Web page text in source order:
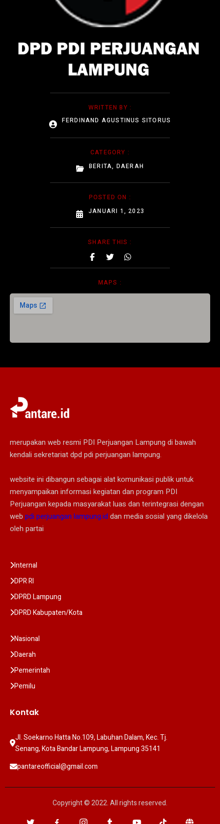
WRITTEN BY :
FERDINAND AGUSTINUS SITORUS
CATEGORY :
BERITA, DAERAH
POSTED ON :
JANUARI 1, 2023
SHARE THIS :
MAPS :
merupakan web resmi PDI Perjuangan Lampung di bawah
kendali sekretariat dpd pdi perjuangan lampung.
website ini dibangun sebagai alat komunikasi publik untuk
menyampaikan informasi kegiatan dan program PDI
Perjuangan kepada masyarakat luas dan terintegrasi dengan
web pdi perjuangan lampung.id dan media sosial yang dikelola
oleh partai
Internal
DPR RI
DPRD Lampung
DPRD Kabupaten/Kota
Nasional
Daerah
Pemerintah
Pemilu
Kontak
Jl. Soekarno Hatta No.109, Labuhan Dalam, Kec. Tj.
Senang, Kota Bandar Lampung, Lampung 35141
pantareofficial@gmail.com
Copyright © 2022. All rights reserved.